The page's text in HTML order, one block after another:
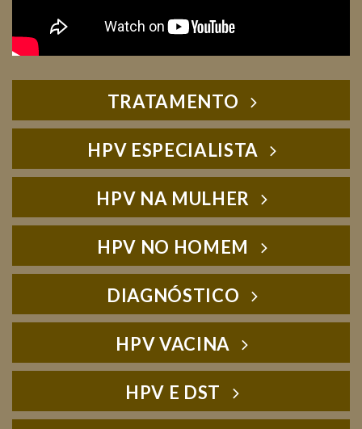
TRATAMENTO
HPV ESPECIALISTA
HPV NA MULHER
HPV NO HOMEM
DIAGNÓSTICO
HPV VACINA
HPV E DST